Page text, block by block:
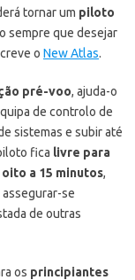
tornar um piloto
sempre que desejar
o New Atlas.
pré-voo, ajuda-o
de controlo de
sistemas e subir até
fica livre para
oito a 15 minutos,
assegurar-se
de outras
os principiantes